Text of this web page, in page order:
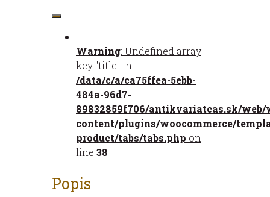
množstvo
stát
pohoršení
požehnání
Warning: Undefined array
key "title" in
/data/c/a/ca75ffea-5ebb-
484a-96d7-
89832859f706/antikvariatcas.sk/web/
content/plugins/woocommerce/
product/tabs/tabs.php on
line 38
Popis